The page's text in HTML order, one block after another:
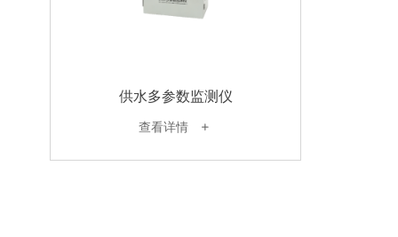
供水多参数监测仪
查看详情